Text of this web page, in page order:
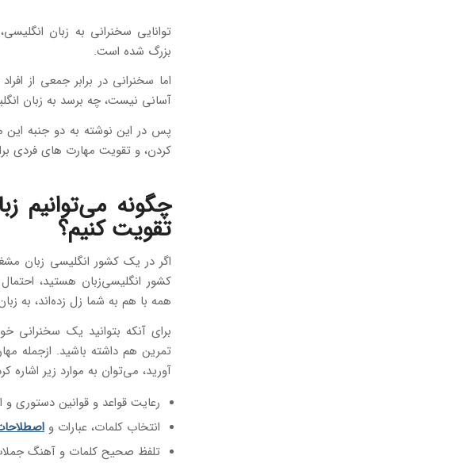
توانایی سخنرانی به زبان
بزرگ شده است.
آسانی نیست، چه برسد به زبان
پس در این نوشته به دو جنبه این
کردن، و تقویت مهارت های فردی
چگونه می‌توانیم
تقویت کنیم؟
اگر در یک کشور انگلیسی‌ زبان
کشور انگلیسی‌زبان هستید،
همه با هم به شما زل زده‌اند، به
برای آنکه بتوانید یک سخنرانی
تمرین هم داشته باشید. ازجمله
آورید، می‌توان به موارد زیر اشاره
رعایت قواعد و قوانین دستوری و
انتخاب کلمات، عبارات و
تلفظ صحیح کلمات و آهنگ